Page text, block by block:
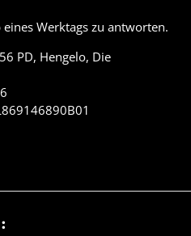
Werktags zu antworten.
PD, Hengelo, Die